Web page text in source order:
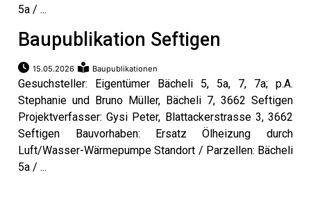
5a / ...
Baupublikation Seftigen
15.05.2026 Baupublikationen
Gesuchsteller: Eigentümer Bächeli 5, 5a, 7, 7a; p.A.
Stephanie und Bruno Müller, Bächeli 7, 3662 Seftigen
Projektverfasser: Gysi Peter, Blattackerstrasse 3, 3662
Seftigen Bauvorhaben: Ersatz Ölheizung durch
Luft/Wasser-Wärmepumpe Standort / Parzellen: Bächeli
5a / ...